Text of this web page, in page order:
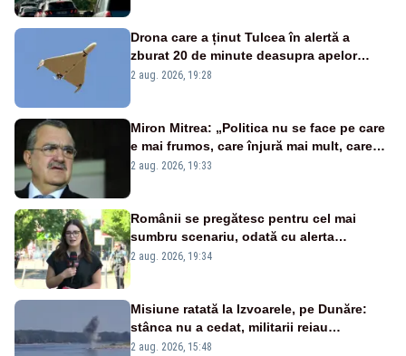
Drona care a ținut Tulcea în alertă a
zburat 20 de minute deasupra apelor
României. Au fost ridicate două F-16
2 aug. 2026, 19:28
Miron Mitrea: „Politica nu se face pe care
e mai frumos, care înjură mai mult, care
țipă mai tare, ci pe proiecte”
2 aug. 2026, 19:33
Românii se pregătesc pentru cel mai
sumbru scenariu, odată cu alerta
energetică
2 aug. 2026, 19:34
Misiune ratată la Izvoarele, pe Dunăre:
stânca nu a cedat, militarii reiau
detonările luni – VIDEO
2 aug. 2026, 15:48